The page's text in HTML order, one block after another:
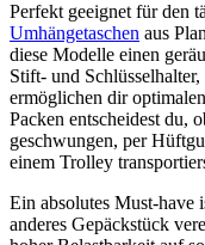
Perfekt geeignet für den
Umhängetaschen aus
diese Modelle einen
Stift- und
ermöglichen dir
Packen entscheidest du,
geschwungen, per
einem Trolley
Ein absolutes Must-have
anderes Gepäckstück